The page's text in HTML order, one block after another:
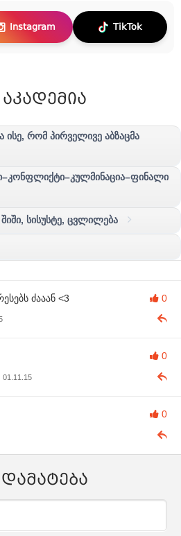
Instagram TikTok
რომ პირველივე აბზაცმა
შიში, სისუსტე, ცვლილება
0
ძააან <3
0
01.11.15
0